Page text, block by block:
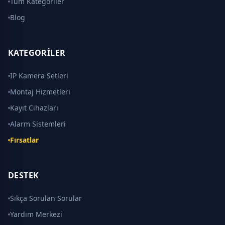
Blog
KATEGORILER
IP Kamera Setleri
Montaj Hizmetleri
Kayıt Cihazları
Alarm Sistemleri
Fırsatlar
DESTEK
Sıkça Sorulan Sorular
Yardım Merkezi